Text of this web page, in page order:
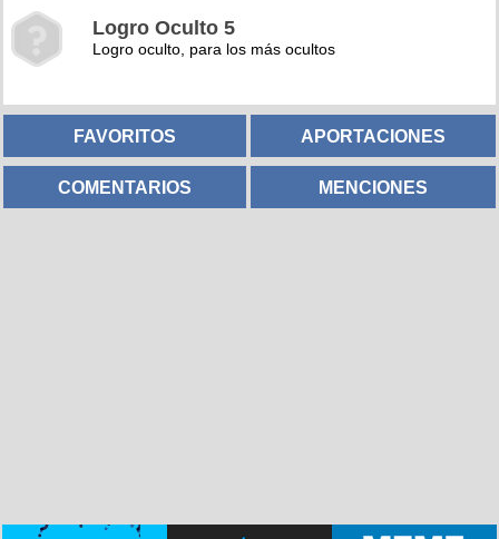
Logro Oculto 5
Logro oculto, para los más ocultos
FAVORITOS APORTACIONES
COMENTARIOS MENCIONES